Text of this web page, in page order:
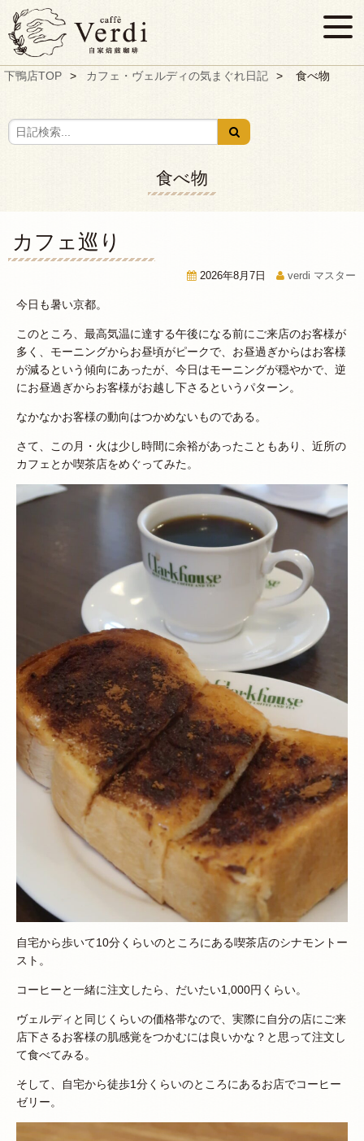
下鴨店TOP カフェ・ヴェルディの気まぐれ日記 食べ物
食べ物
カフェ巡り
2026年8月7日 verdi マスター
今日も暑い京都。
このところ、最高気温に達する午後になる前にご来店のお客様が
多く、モーニングからお昼頃がピークで、お昼過ぎからはお客様
が減るという傾向にあったが、今日はモーニングが穏やかで、逆
にお昼過ぎからお客様がお越し下さるというパターン。
なかなかお客様の動向はつかめないものである。
さて、この月・火は少し時間に余裕があったこともあり、近所の
カフェとか喫茶店をめぐってみた。
自宅から歩いて10分くらいのところにある喫茶店のシナモントー
スト。
コーヒーと一緒に注文したら、だいたい1,000円くらい。
ヴェルディと同じくらいの価格帯なので、実際に自分の店にご来
店下さるお客様の肌感覚をつかむには良いかな？と思って注文し
て食べてみる。
そして、自宅から徒歩1分くらいのところにあるお店でコーヒー
ゼリー。